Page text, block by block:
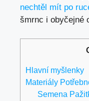
nechtěl mít po
šmrnc i obyčejné
Hlavní myšlenky
Materiály
Semena